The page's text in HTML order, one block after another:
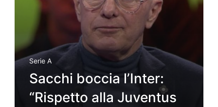
Serie A
Sacchi boccia l’Inter:
“Rispetto alla Juventus